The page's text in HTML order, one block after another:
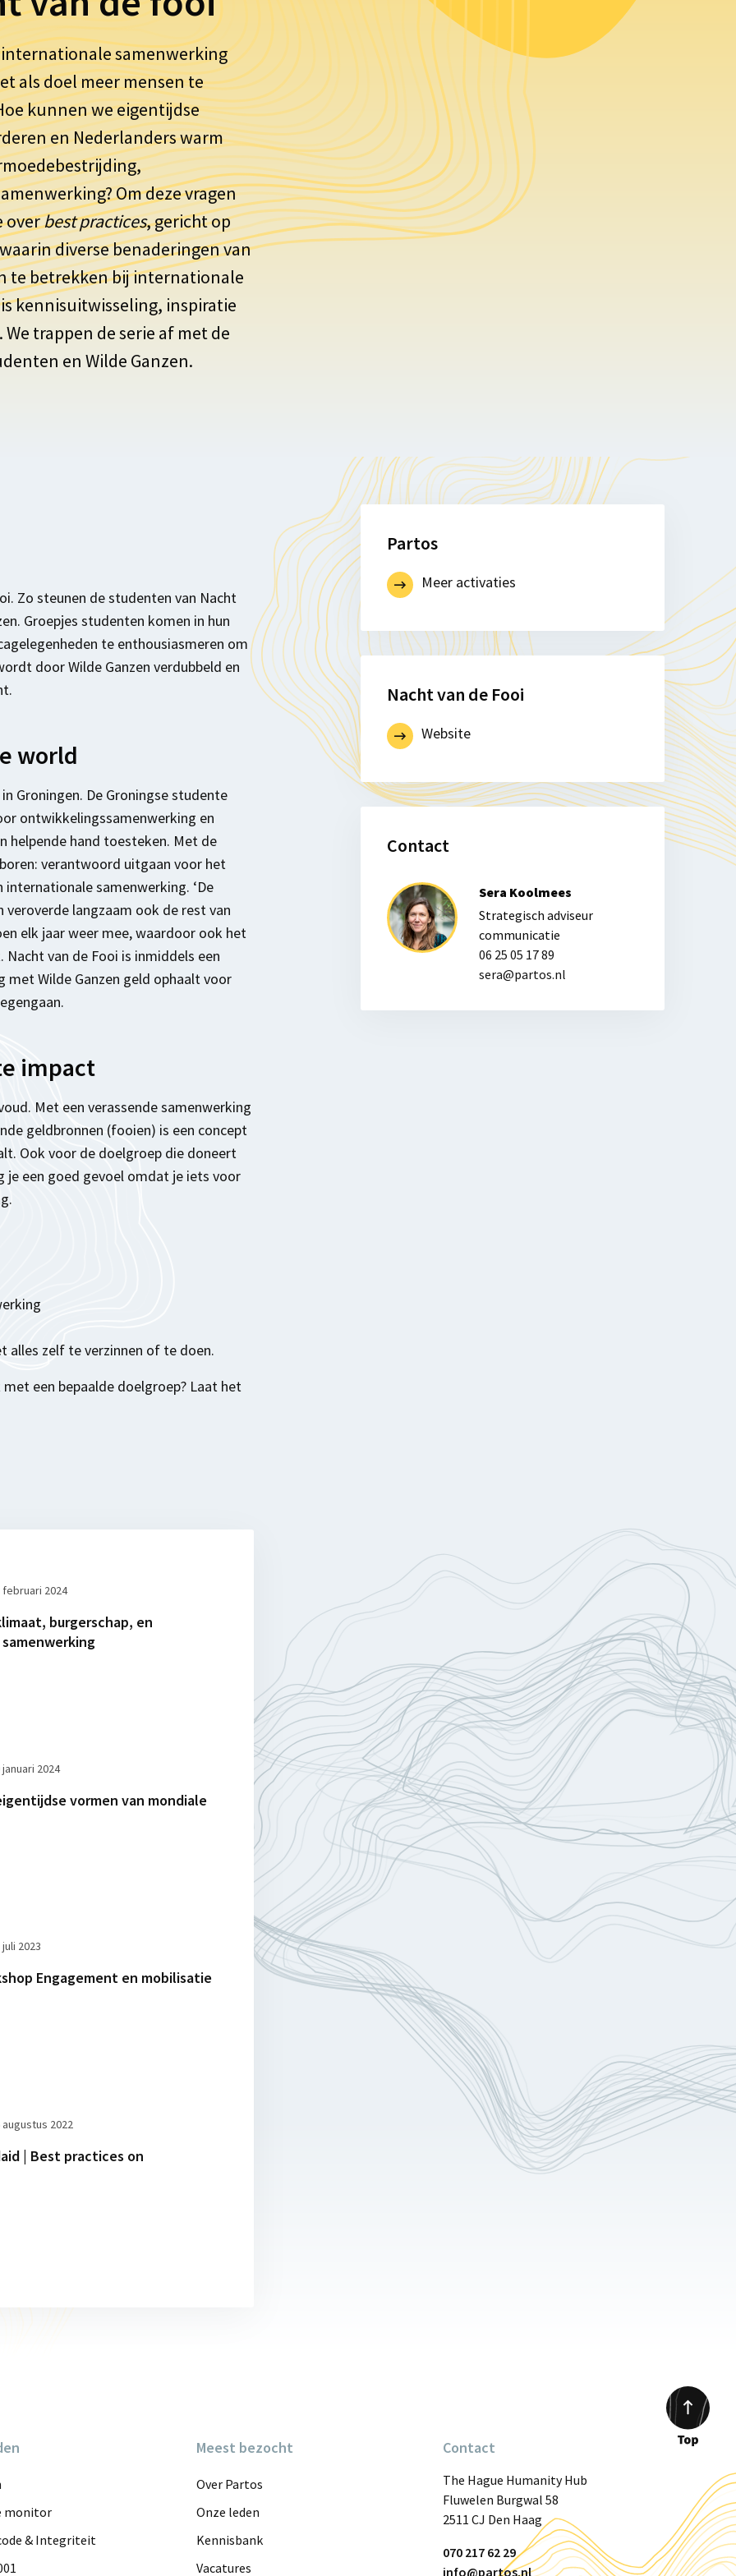
samenwerking
als doel meer mensen te
kunnen we eigentijdse
en Nederlanders warm
Om deze vragen
overbest practices, gericht op
diverse benaderingen van
te betrekken bij internationale
kennisuitwisseling, inspiratie
trappen de serie af met de
en Wilde Ganzen.
Zo steunen de studenten van Nacht
Groepjes studenten komen in hun
te enthousiasmeren om
door Wilde Ganzen verdubbeld en
world
Groningen. De Groningse studente
ontwikkelingssamenwerking en
helpende hand toesteken. Met de
verantwoord uitgaan voor het
samenwerking. ‘De
veroverde langzaam ook de rest van
elk jaar weer mee, waardoor ook het
van de Fooi is inmiddels een
Wilde Ganzen geld ophaalt voor
impact
Met een verassende samenwerking
geldbronnen (fooien) is een concept
Ook voor de doelgroep die doneert
een goed gevoel omdat je iets voor
alles zelf te verzinnen of te doen.
een bepaalde doelgroep? Laat het
februari 2024
burgerschap, en
januari 2024
vormen van mondiale
juli 2023
Engagement en mobilisatie
augustus 2022
| Best practices on
Partos
Meer activaties
Nacht van de Fooi
Website
Contact
Sera Koolmees
Strategisch adviseur
communicatie
06 25 05 17 89
sera@partos.nl
monitor
& Integriteit
Meest bezocht
Over Partos
Onze leden
Kennisbank
Vacatures
Contact
The Hague Humanity Hub
Fluwelen Burgwal 58
2511 CJ Den Haag
070 217 62 29
info@partos.nl